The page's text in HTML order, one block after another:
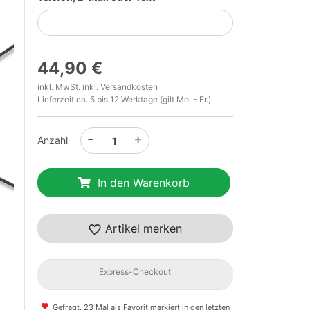
44,90 €
inkl. MwSt. inkl. Versandkosten
Lieferzeit ca. 5 bis 12 Werktage (gilt Mo. - Fr.)
Anzahl +
-
In den Warenkorb
Artikel merken
Express-Checkout
Gefragt. 23 Mal als Favorit markiert in den letzten